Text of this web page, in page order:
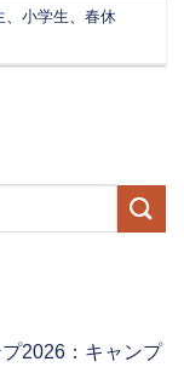
、小学生 、春休
2026：キャンプ